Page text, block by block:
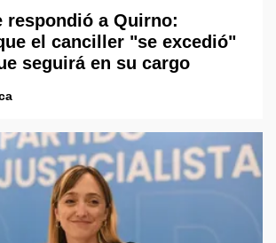
respondió a Quirno:
el canciller "se excedió"
seguirá en su cargo